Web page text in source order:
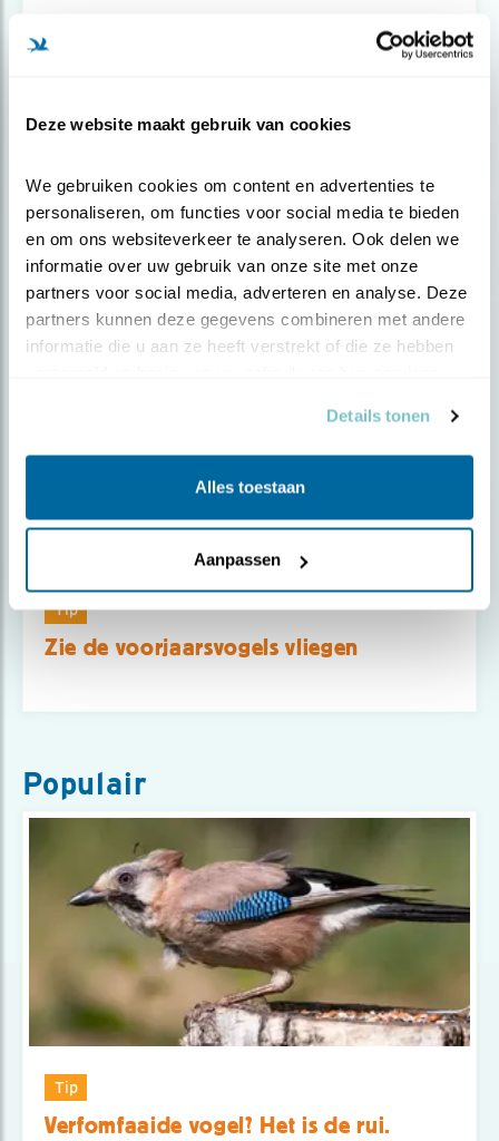
Deze website maakt gebruik van cookies
We gebruiken cookies om content en advertenties te
personaliseren, om functies voor social media te bieden
en om ons websiteverkeer te analyseren. Ook delen we
informatie over uw gebruik van onze site met onze
partners voor social media, adverteren en analyse. Deze
partners kunnen deze gegevens combineren met andere
informatie die u aan ze heeft verstrekt of die ze hebben
Details tonen
Alles toestaan
Aanpassen
Door Paula Huigen
Tip
Zie de voorjaarsvogels vliegen
Populair
Tip
Verfomfaaide vogel? Het is de rui.